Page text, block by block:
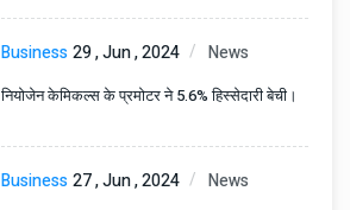
Business29 , Jun , 2024 News
नियोजेन केमिकल्स के प्रमोटर ने 5.6% हिस्सेदारी बेची।
Business27 , Jun , 2024 News